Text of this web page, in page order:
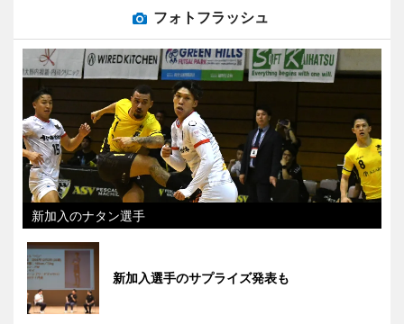
フォトフラッシュ
新加入のナタン選手
新加入選手のサプライズ発表も